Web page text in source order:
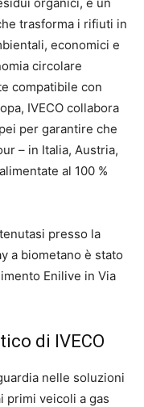
trasforma i rifiuti in
economici e
circolare
compatibile con
IVECO collabora
per garantire che
– in Italia, Austria,
al 100 %
presso la
a biometano è stato
Enilive in Via
di IVECO
nelle soluzioni
primi veicoli a gas